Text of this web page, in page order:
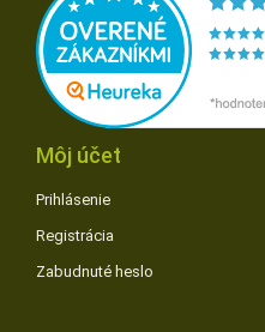
Môj účet
Prihlásenie
Registrácia
Zabudnuté heslo